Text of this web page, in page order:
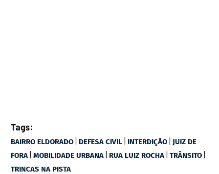
Tags:
BAIRRO ELDORADO | DEFESA CIVIL | INTERDIÇÃO | JUIZ DE
FORA |MOBILIDADE URBANA | RUA LUIZ ROCHA |TRÂNSITO |
TRINCAS NA PISTA